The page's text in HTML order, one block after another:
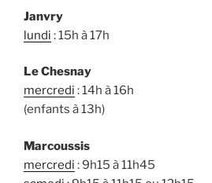
Janvry
lundi : 15h à 17h
Le Chesnay
mercredi : 14h à 16h
(enfants à 13h)
Marcoussis
mercredi : 9h15 à 11h45